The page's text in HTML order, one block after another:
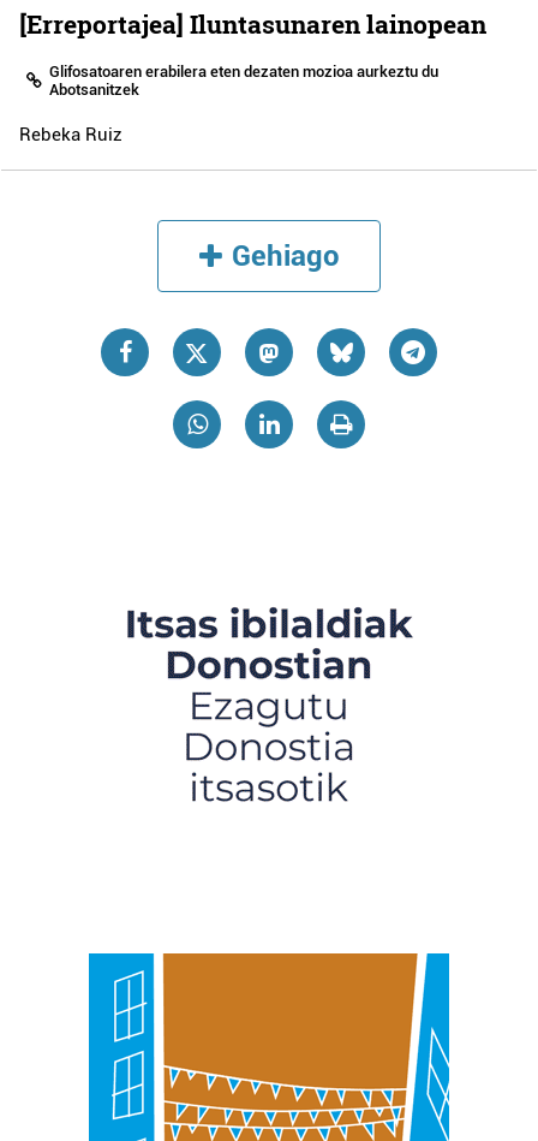
[Erreportajea] Iluntasunaren lainopean
Glifosatoaren erabilera eten dezaten mozioa aurkeztu du
Abotsanitzek
Rebeka Ruiz
Gehiago